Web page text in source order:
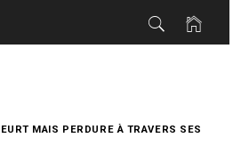
MAIS PERDURE À TRAVERS SES